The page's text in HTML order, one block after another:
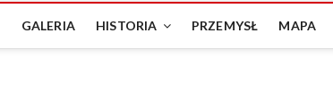
GALERIA HISTORIA PRZEMYSŁ MAPA